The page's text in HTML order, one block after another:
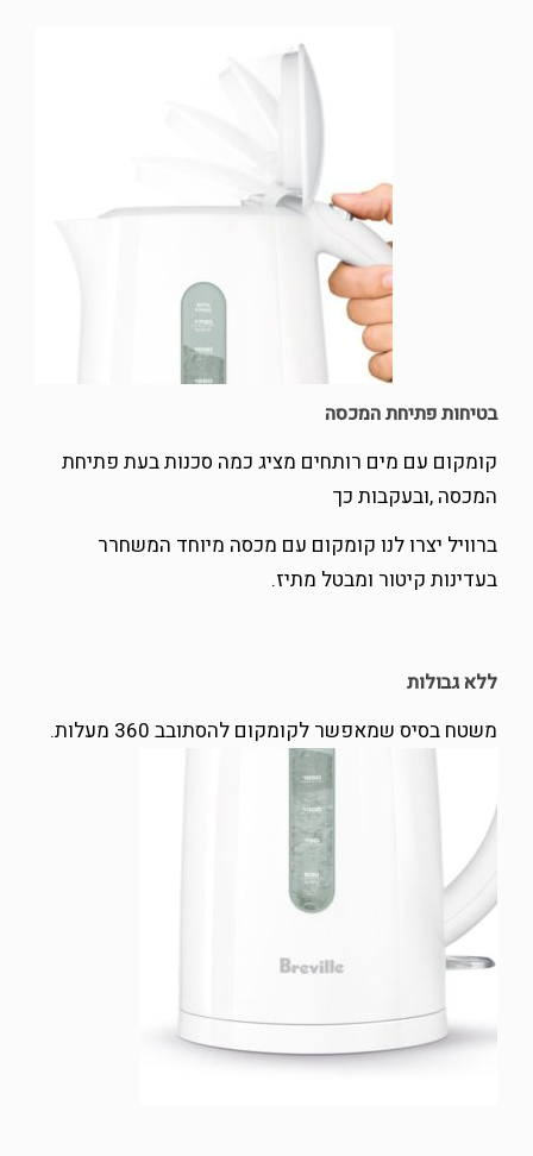
בטיחות פתיחת המכסה
קומקום עם מים רותחים מציג כמה סכנות בעת פתיחת
המכסה ,ובעקבות כך
ברוויל יצרו לנו קומקום עם מכסה מיוחד המשחרר
בעדינות קיטור ומבטל מתיז.
ללא גבולות
משטח בסיס שמאפשר לקומקום להסתובב 360 מעלות.